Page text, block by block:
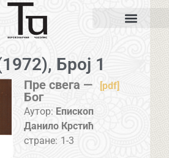
Број 1
Пре свега —
Бог
[pdf]
Аутор: Епископ
Данило Крстић
стране: 1-3